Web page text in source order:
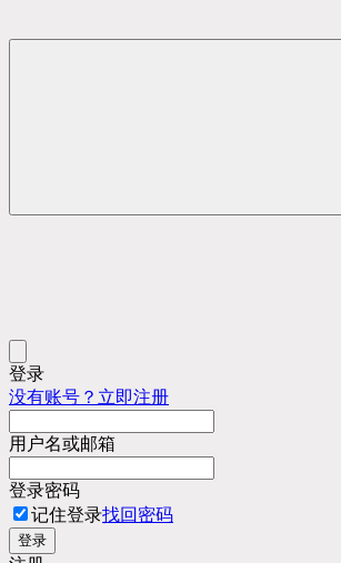
登录
没有账号？立即注册
用户名或邮箱
登录密码
记住登录找回密码
登录